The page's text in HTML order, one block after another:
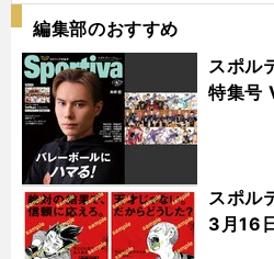
編集部のおすすめ
スポル
特集
スポル
3月16